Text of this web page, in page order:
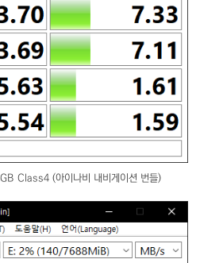
Class4 (아이나비 내비게이션 번들)